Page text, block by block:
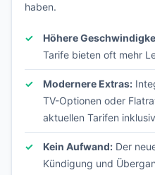
haben.
Höhere
Tarife bieten oft mehr
Modernere Extras:
TV-Optionen oder
aktuellen Tarifen
Kein Aufwand: Der
Kündigung und